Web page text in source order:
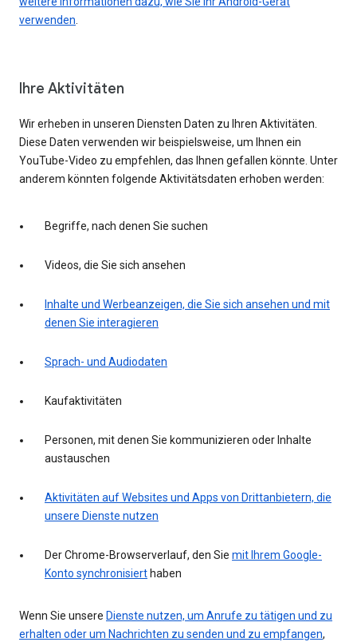
verwenden.
Ihre Aktivitäten
Wir erheben in unseren Diensten Daten zu Ihren Aktivitäten.
Diese Daten verwenden wir beispielsweise, um Ihnen ein
YouTube-Video zu empfehlen, das Ihnen gefallen könnte. Unter
anderem könnten folgende Aktivitätsdaten erhoben werden:
Begriffe, nach denen Sie suchen
Videos, die Sie sich ansehen
Inhalte und Werbeanzeigen, die Sie sich ansehen und mit
denen Sie interagieren
Sprach- und Audiodaten
Kaufaktivitäten
Personen, mit denen Sie kommunizieren oder Inhalte
austauschen
Aktivitäten auf Websites und Apps von Drittanbietern, die
unsere Dienste nutzen
Der Chrome-Browserverlauf, den Sie mit Ihrem Google-
Konto synchronisiert haben
Wenn Sie unsere Dienste nutzen, um Anrufe zu tätigen und zu
erhalten oder um Nachrichten zu senden und zu empfangen,